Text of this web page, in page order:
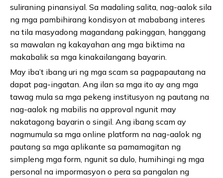
suliraning pinansiyal. Sa madaling salita, nag-aalok sila
ng mga pambihirang kondisyon at mababang interes
na tila masyadong magandang pakinggan, hanggang
sa mawalan ng kakayahan ang mga biktima na
makabalik sa mga kinakailangang bayarin.
May iba’t ibang uri ng mga scam sa pagpapautang na
dapat pag-ingatan. Ang ilan sa mga ito ay ang mga
tawag mula sa mga pekeng institusyon ng pautang na
nag-aalok ng mabilis na approval ngunit may
nakatagong bayarin o singil. Ang ibang scam ay
nagmumula sa mga online platform na nag-aalok ng
pautang sa mga aplikante sa pamamagitan ng
simpleng mga form, ngunit sa dulo, humihingi ng mga
personal na impormasyon o pera sa pangalan ng